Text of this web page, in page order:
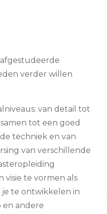
verder willen
van detail tot
tot een goed
techniek en van
van verschillende
te vormen als
te ontwikkelen in
en andere